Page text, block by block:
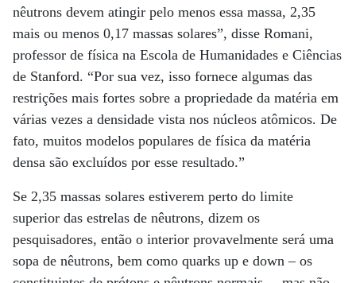
nêutrons devem atingir pelo menos essa massa, 2,35
mais ou menos 0,17 massas solares”, disse Romani,
professor de física na Escola de Humanidades e Ciências
de Stanford. “Por sua vez, isso fornece algumas das
restrições mais fortes sobre a propriedade da matéria em
várias vezes a densidade vista nos núcleos atômicos. De
fato, muitos modelos populares de física da matéria
densa são excluídos por esse resultado.”
Se 2,35 massas solares estiverem perto do limite
superior das estrelas de nêutrons, dizem os
pesquisadores, então o interior provavelmente será uma
sopa de nêutrons, bem como quarks up e down – os